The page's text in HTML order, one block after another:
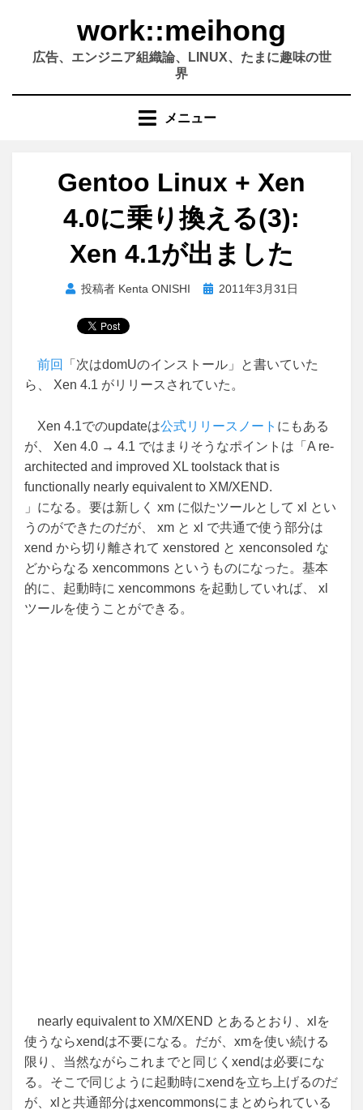
work::meihong
広告、エンジニア組織論、LINUX、たまに趣味の世
界
メニュー
Gentoo Linux + Xen
4.0に乗り換える(3):
Xen 4.1が出ました
投稿者 Kenta ONISHI
投 2011年3月31日
前回
「次はdomUのインストール」と書いていた
ら、 Xen 4.1 がリリースされていた。
Xen 4.1でのupdateは公式リリースノート にもある
が、 Xen 4.0 → 4.1 ではまりそうなポイントは「A re-
architected and improved XL toolstack that is
functionally nearly equivalent to XM/XEND.
」になる。要は新しく xm に似たツールとして xl とい
うのができたのだが、 xm と xl で共通で使う部分は
xend から切り離されて xenstored と xenconsoled な
どからなる xencommons というものになった。基本
的に、起動時に xencommons を起動していれば、 xl
ツールを使うことができる。
nearly equivalent to XM/XEND とあるとおり、xlを
使うならxendは不要になる。だが、xmを使い続ける
限り、当然ながらこれまでと同じくxendは必要にな
る。そこで同じように起動時にxendを立ち上げるのだ
が、xlと共通部分はxencommonsにまとめられている